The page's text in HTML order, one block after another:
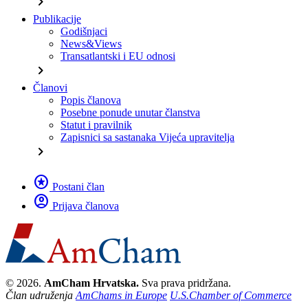
Publikacije
Godišnjaci
News&Views
Transatlantski i EU odnosi
chevron_right
Članovi
Popis članova
Posebne ponude unutar članstva
Statut i pravilnik
Zapisnici sa sastanaka Vijeća upravitelja
chevron_right
stars Postani član
account_circle Prijava članova
© 2026. AmCham Hrvatska. Sva prava pridržana.
Član udruženja AmChams in Europe U.S.Chamber of Commerce